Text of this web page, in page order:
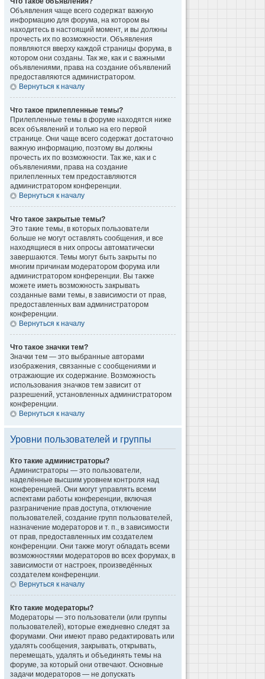
Объявления чаще всего содержат важную
информацию для форума, на котором вы
находитесь в настоящий момент, и вы должны
прочесть их по возможности. Объявления
появляются вверху каждой страницы форума, в
котором они созданы. Так же, как и с важными
объявлениями, права на создание объявлений
предоставляются администратором.
Вернуться к началу
Что такое прилепленные темы?
Прилепленные темы в форуме находятся ниже
всех объявлений и только на его первой
странице. Они чаще всего содержат достаточно
важную информацию, поэтому вы должны
прочесть их по возможности. Так же, как и с
объявлениями, права на создание
прилепленных тем предоставляются
администратором конференции.
Вернуться к началу
Что такое закрытые темы?
Это такие темы, в которых пользователи
больше не могут оставлять сообщения, и все
находящиеся в них опросы автоматически
завершаются. Темы могут быть закрыты по
многим причинам модератором форума или
администратором конференции. Вы также
можете иметь возможность закрывать
созданные вами темы, в зависимости от прав,
предоставленных вам администратором
конференции.
Вернуться к началу
Что такое значки тем?
Значки тем — это выбранные авторами
изображения, связанные с сообщениями и
отражающие их содержание. Возможность
использования значков тем зависит от
разрешений, установленных администратором
конференции.
Вернуться к началу
Уровни пользователей и группы
Кто такие администраторы?
Администраторы — это пользователи,
наделённые высшим уровнем контроля над
конференцией. Они могут управлять всеми
аспектами работы конференции, включая
разграничение прав доступа, отключение
пользователей, создание групп пользователей,
назначение модераторов и т. п., в зависимости
от прав, предоставленных им создателем
конференции. Они также могут обладать всеми
возможностями модераторов во всех форумах, в
зависимости от настроек, произведённых
создателем конференции.
Вернуться к началу
Кто такие модераторы?
Модераторы — это пользователи (или группы
пользователей), которые ежедневно следят за
форумами. Они имеют право редактировать или
удалять сообщения, закрывать, открывать,
перемещать, удалять и объединять темы на
форуме, за который они отвечают. Основные
задачи модераторов — не допускать